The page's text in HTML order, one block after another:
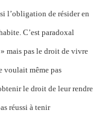
l’obligation de résider en
C’est paradoxal
mais pas le droit de vivre
voulait même pas
le droit de leur rendre
réussi à tenir